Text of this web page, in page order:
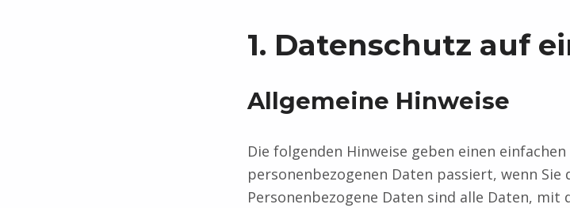
1. Datenschutz auf
Allgemeine Hinweise
Die folgenden Hinweise geben einen
personenbezogenen Daten passiert, wenn Sie
Personenbezogene Daten sind alle Daten,